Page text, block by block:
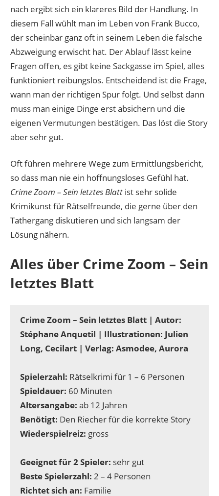
nach ergibt sich ein klareres Bild der Handlung. In
diesem Fall wühlt man im Leben von Frank Bucco,
der scheinbar ganz oft in seinem Leben die falsche
Abzweigung erwischt hat. Der Ablauf lässt keine
Fragen offen, es gibt keine Sackgasse im Spiel, alles
funktioniert reibungslos. Entscheidend ist die Frage,
wann man der richtigen Spur folgt. Und selbst dann
muss man einige Dinge erst absichern und die
eigenen Vermutungen bestätigen. Das löst die Story
aber sehr gut.
Oft führen mehrere Wege zum Ermittlungsbericht,
so dass man nie ein hoffnungsloses Gefühl hat.
Crime Zoom – Sein letztes Blatt ist sehr solide
Krimikunst für Rätselfreunde, die gerne über den
Tathergang diskutieren und sich langsam der
Lösung nähern.
Alles über Crime Zoom – Sein
letztes Blatt
Crime Zoom – Sein letztes Blatt | Autor:
Stéphane Anquetil | Illustrationen: Julien
Long, Cecilart | Verlag: Asmodee, Aurora
Spielerzahl: Rätselkrimi für 1 – 6 Personen
Spieldauer: 60 Minuten
Altersangabe: ab 12 Jahren
Benötigt: Den Riecher für die korrekte Story
Wiederspielreiz: gross
Geeignet für 2 Spieler: sehr gut
Beste Spielerzahl: 2 – 4 Personen
Richtet sich an: Familie